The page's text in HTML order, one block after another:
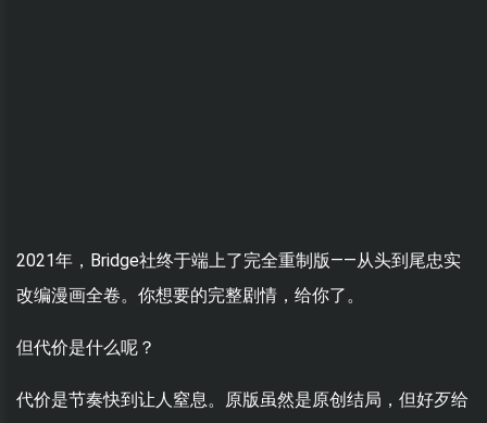
2021年，Bridge社终于端上了完全重制版——从头到尾忠实
改编漫画全卷。你想要的完整剧情，给你了。
但代价是什么呢？
代价是节奏快到让人窒息。原版虽然是原创结局，但好歹给